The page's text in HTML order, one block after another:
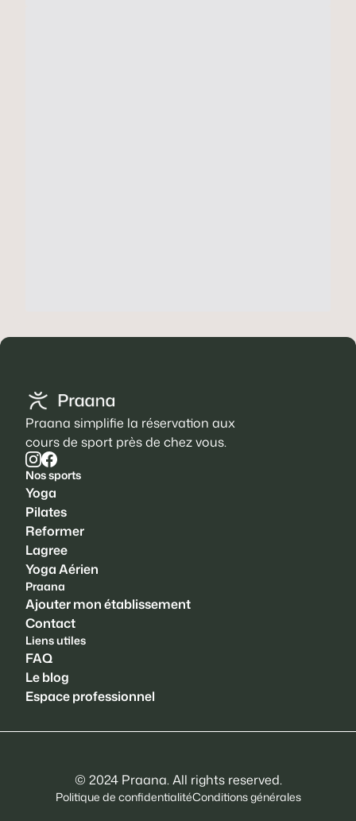
Praana simplifie la réservation aux
cours de sport près de chez vous.
Nos sports
Yoga
Pilates
Reformer
Lagree
Yoga Aérien
Praana
Ajouter mon établissement
Contact
Liens utiles
FAQ
Le blog
Espace professionnel
© 2024 Praana. All rights reserved.
Politique de confidentialitéConditions générales